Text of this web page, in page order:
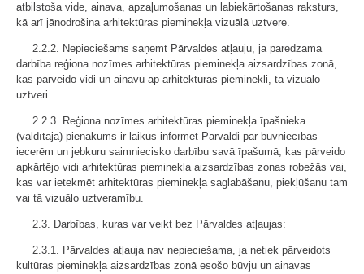
atbilstoša vide, ainava, apzaļumošanas un labiekārtošanas raksturs,
kā arī jānodrošina arhitektūras pieminekļa vizuālā uztvere.
2.2.2. Nepieciešams saņemt Pārvaldes atļauju, ja paredzama
darbība reģiona nozīmes arhitektūras pieminekļa aizsardzības zonā,
kas pārveido vidi un ainavu ap arhitektūras pieminekli, tā vizuālo
uztveri.
2.2.3. Reģiona nozīmes arhitektūras pieminekļa īpašnieka
(valdītāja) pienākums ir laikus informēt Pārvaldi par būvniecības
iecerēm un jebkuru saimniecisko darbību savā īpašumā, kas pārveido
apkārtējo vidi arhitektūras pieminekļa aizsardzības zonas robežās vai,
kas var ietekmēt arhitektūras pieminekļa saglabāšanu, piekļūšanu tam
vai tā vizuālo uztveramību.
2.3. Darbības, kuras var veikt bez Pārvaldes atļaujas:
2.3.1. Pārvaldes atļauja nav nepieciešama, ja netiek pārveidots
kultūras pieminekļa aizsardzības zonā esošo būvju un ainavas